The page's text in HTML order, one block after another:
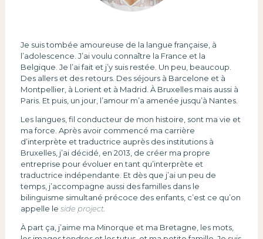
Je suis tombée amoureuse de la langue française, à
l’adolescence. J’ai voulu connaître la France et la
Belgique. Je l’ai fait et j’y suis restée. Un peu, beaucoup.
Des allers et des retours. Des séjours à Barcelone et à
Montpellier, à Lorient et à Madrid. À Bruxelles mais aussi à
Paris. Et puis, un jour, l’amour m’a amenée jusqu’à Nantes.
Les langues, fil conducteur de mon histoire, sont ma vie et
ma force. Après avoir commencé ma carrière
d’interprète et traductrice auprès des institutions à
Bruxelles, j’ai décidé, en 2013, de créer ma propre
entreprise pour évoluer en tant qu’interprète et
traductrice indépendante. Et dès que j’ai un peu de
temps, j’accompagne aussi des familles dans le
bilinguisme simultané précoce des enfants, c’est ce qu’on
appelle le side project.
À part ça, j’aime ma Minorque et ma Bretagne, les mots,